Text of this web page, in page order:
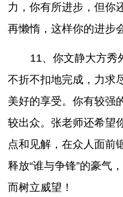
力，你有所进步，但你
再懒惰，这样你的进步
11、你文静大方秀
不折不扣地完成，力求
美好的享受。你有较强
较出众。张老师还希望
点和见解，在众人面前
释放“谁与争锋”的豪气
而树立威望！